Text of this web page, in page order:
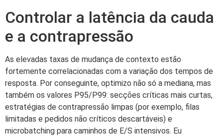
Controlar a latência da cauda
e a contrapressão
As elevadas taxas de mudança de contexto estão
fortemente correlacionadas com a variação dos tempos de
resposta. Por conseguinte, optimizo não só a mediana, mas
também os valores P95/P99: secções críticas mais curtas,
estratégias de contrapressão limpas (por exemplo, filas
limitadas e pedidos não críticos descartáveis) e
microbatching para caminhos de E/S intensivos. Eu